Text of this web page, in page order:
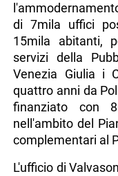
di 7mila uffici
15mila abitanti,
servizi della
Venezia Giulia i
quattro anni da
finanziato con
nell'ambito del
complementari al
L'ufficio di